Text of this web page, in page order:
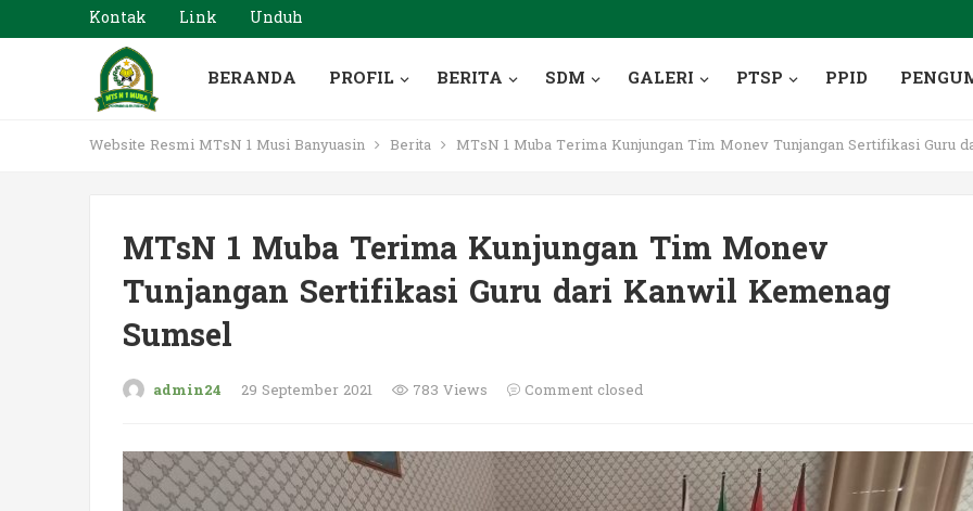
Kontak Link Unduh
BERANDA PROFIL BERITA SDM GALERI PTSP PPID
Website Resmi MTsN 1 Musi Banyuasin Berita MTsN 1 Muba Terima Kunjungan Tim Monev Tunjangan Sertifikasi Guru
MTsN 1 Muba Terima Kunjungan Tim Monev
Tunjangan Sertifikasi Guru dari Kanwil Kemenag
Sumsel
admin24 29 September 2021 783 Views Comment closed